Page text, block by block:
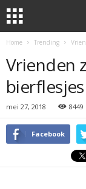
Home Trending
Vrienden
mei 27, 2018 8449
Facebook